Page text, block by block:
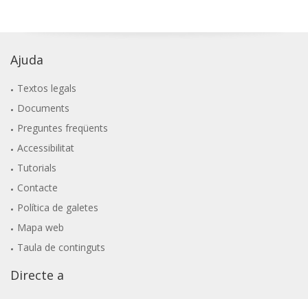
Ajuda
Textos legals
Documents
Preguntes freqüents
Accessibilitat
Tutorials
Contacte
Política de galetes
Mapa web
Taula de continguts
Directe a